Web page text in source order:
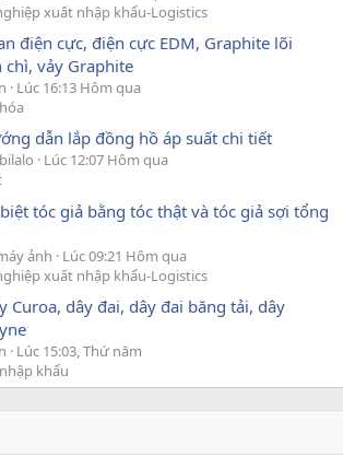
xuất nhập khẩu-Logistics
điện cực, điện cực EDM, Graphite lõi
vảy Graphite
Lúc 16:13 Hôm qua
dẫn lắp đồng hồ áp suất chi tiết
Lúc 12:07 Hôm qua
tóc giả bằng tóc thật và tóc giả sợi tổng
ảnh
Lúc 09:21 Hôm qua
xuất nhập khẩu-Logistics
Curoa, dây đai, dây đai băng tải, dây
Lúc 15:03, Thứ năm
khẩu